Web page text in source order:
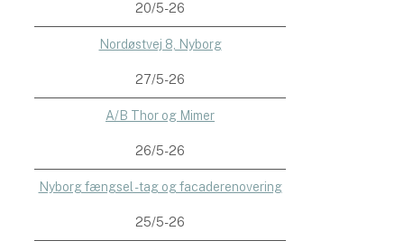
20/5-26
Nordøstvej 8, Nyborg
27/5-26
A/B Thor og Mimer
26/5-26
Nyborg fængsel - tag og facaderenovering
25/5-26